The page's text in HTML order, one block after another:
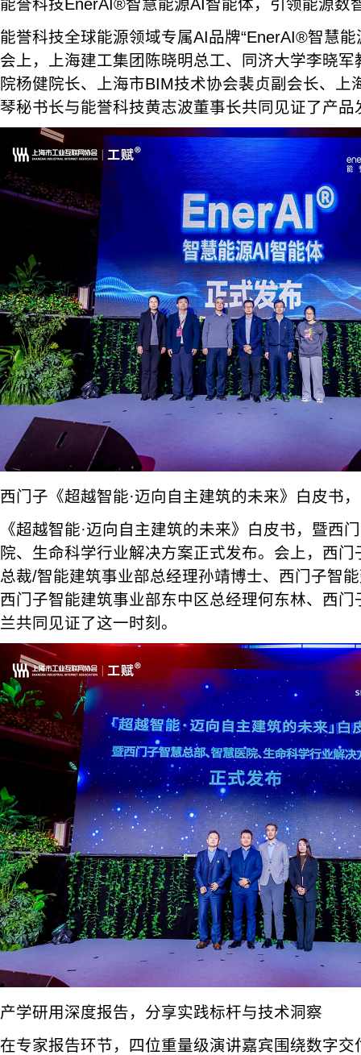
能誉科技EnerAI®智慧能源AI智能体，引领能源数
能誉科技全球能源领域专属AI品牌“EnerAI®智慧
会上，上海建工集团陈晓明总工、同济大学李晓
院杨健院长、上海市BIM技术协会裴贞副会长、上
琴秘书长与能誉科技黄志波董事长共同见证了产品
西门子《超越智能·迈向自主建筑的未来》白皮书
《超越智能·迈向自主建筑的未来》白皮书，暨西
院、生命科学行业解决方案正式发布。会上，西
总裁/智能建筑事业部总经理孙靖博士、西门子智
西门子智能建筑事业部东中区总经理何东林、西
兰共同见证了这一时刻。
产学研用深度报告，分享实践标杆与技术洞察
在专家报告环节，四位重量级演讲嘉宾围绕数字